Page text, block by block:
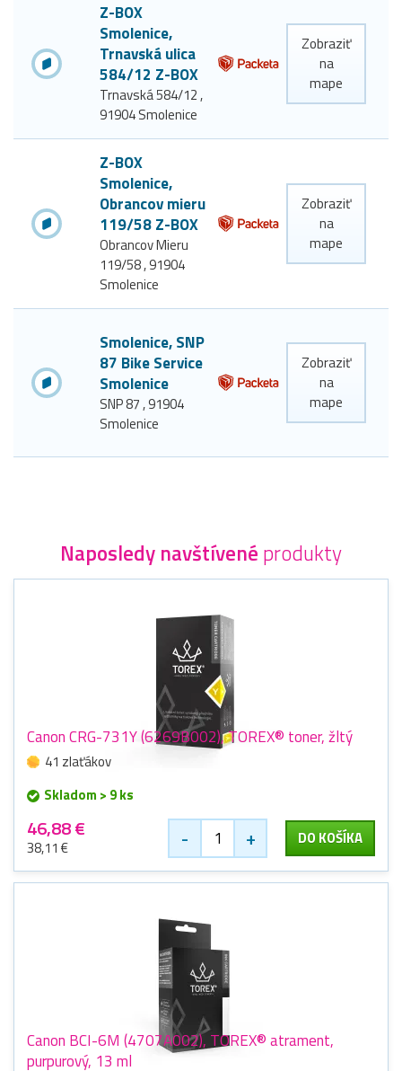
Z-BOX
Smolenice,
Trnavská ulica
584/12 Z-BOX
Trnavská 584/12 ,
91904 Smolenice
Zobraziť
na
mape
Z-BOX
Smolenice,
Obrancov mieru
119/58 Z-BOX
Obrancov Mieru
119/58 , 91904
Smolenice
Zobraziť
na
mape
Smolenice, SNP
87 Bike Service
Smolenice
SNP 87 , 91904
Smolenice
Zobraziť
na
mape
Naposledy navštívené produkty
Canon CRG-731Y (6269B002), TOREX® toner, žltý
41 zlaťákov
Skladom > 9 ks
46,88 €
38,11 € - + DO KOŠÍKA
Canon BCI-6M (4707A002), TOREX® atrament,
purpurový, 13 ml